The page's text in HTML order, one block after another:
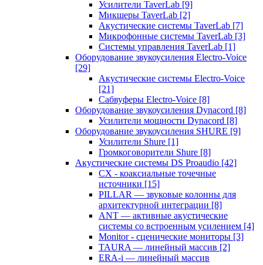
Усилители TaverLab [9]
Микшеры TaverLab [2]
Акустические системы TaverLab [7]
Микрофонные системы TaverLab [3]
Системы управления TaverLab [1]
Оборудование звукоусиления Electro-Voice
[29]
Акустические системы Electro-Voice
[21]
Сабвуферы Electro-Voice [8]
Оборудование звукоусиления Dynacord [8]
Усилители мощности Dynacord [8]
Оборудование звукоусиления SHURE [9]
Усилители Shure [1]
Громкоговорители Shure [8]
Акустические системы DS Proaudio [42]
CX - коаксиальные точечные
источники [15]
PILLAR — звуковые колонны для
архитектурной интеграции [8]
ANT — активные акустические
системы со встроенным усилением [4]
Monitor - сценические мониторы [3]
TAURA — линейный массив [2]
ERA-i — линейный массив